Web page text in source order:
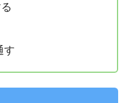
す